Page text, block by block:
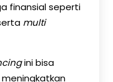
finansial seperti
multi
ini bisa